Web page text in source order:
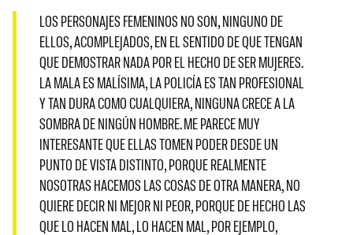
LOS PERSONAJES FEMENINOS NO SON, NINGUNO DE
ELLOS, ACOMPLEJADOS, EN EL SENTIDO DE QUE TENGAN
QUE DEMOSTRAR NADA POR EL HECHO DE SER MUJERES.
LA MALA ES MALÍSIMA, LA POLICÍA ES TAN PROFESIONAL
Y TAN DURA COMO CUALQUIERA, NINGUNA CRECE A LA
SOMBRA DE NINGÚN HOMBRE. ME PARECE MUY
INTERESANTE QUE ELLAS TOMEN PODER DESDE UN
PUNTO DE VISTA DISTINTO, PORQUE REALMENTE
NOSOTRAS HACEMOS LAS COSAS DE OTRA MANERA, NO
QUIERE DECIR NI MEJOR NI PEOR, PORQUE DE HECHO LAS
QUE LO HACEN MAL, LO HACEN MAL, POR EJEMPLO,